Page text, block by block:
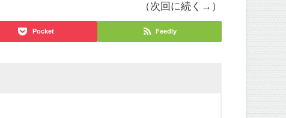
（次回に続く→）
Pocket Feedly